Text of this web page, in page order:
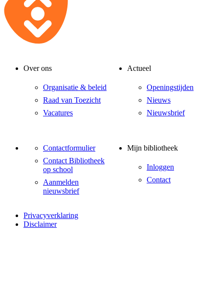
Over ons
Organisatie & beleid
Raad van Toezicht
Vacatures
Actueel
Openingstijden
Nieuws
Nieuwsbrief
Contactformulier
Contact Bibliotheek
op school
Aanmelden
nieuwsbrief
Mijn bibliotheek
Inloggen
Contact
Privacyverklaring
Disclaimer